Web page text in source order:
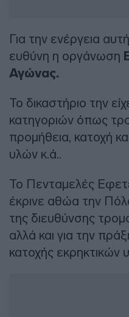
Για την ενέργεια
ευθύνη η οργάνωση
Αγώνας.
Το δικαστήριο την
κατηγοριών όπως
προμήθεια, κατοχή
υλών κ.ά..
Το Πενταμελές
έκρινε αθώα την
της διευθύνσης
αλλά και για την
κατοχής εκρηκτικών